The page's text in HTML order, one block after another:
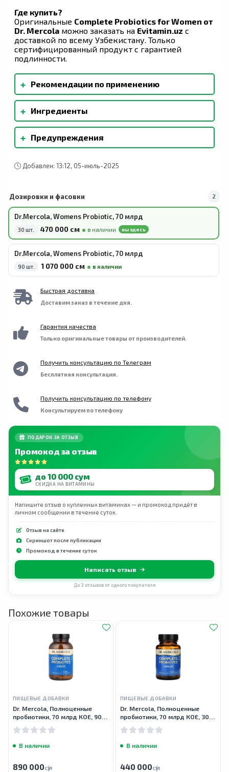
Где купить?
Оригинальные Complete Probiotics for Women от
Dr. Mercola можно заказать на Evitamin.uz с
доставкой по всему Узбекистану. Только
сертифицированный продукт с гарантией
подлинности.
+ Рекомендации по применению
В качестве пищевой добавки для взрослых
принимайте по одной (1) капсуле в день,
предпочтительно утром. Охлаждение не
требуется.
+ Ингредиенты
Микрокристаллическая целлюлоза, капсула
отсроченного высвобождения
(гидроксипропилметилцеллюлоза, геллановая
аскорбилпальмитат, диоксид кремния.
+ Предупреждения
используйте продукт, если защитная мембрана
наличия заболевания обратитесь за
консультацией к врачу перед приемом данного
месте сохраняет начальные свойства вплоть до
18 месяцев.
Добавлен: 13:12, 05-июль-2025
Дозировки и фасовки 2
Dr.Mercola, Womens Probiotic, 70 млрд
30 шт. 470 000 сӯм в наличии вы здесь
Dr.Mercola, Womens Probiotic, 70 млрд
90 шт. 1 070 000 сӯм в наличии
Быстрая доставка
Доставим заказ в течение дня.
Гарантия качества
Только оригинальные товары от производителей.
Получить консультацию по Телеграм
Бесплатная консультация.
Получить консультацию по телефону
Консультируем по телефону
ПОДАРОК ЗА ОТЗЫВ
Промокод за отзыв
до 10 000 сум
СКИДКА НА ВИТАМИНЫ
Напишите отзыв о купленных витаминах — и промокод придёт в
личном сообщении в течение суток.
Отзыв на сайте
Скриншот после публикации
Промокод в течение суток
Написать отзыв
До 3 отзывов от одного покупателя
Похожие товары
ПИЩЕВЫЕ ДОБАВКИ
Dr. Mercola, Полноценные
пробиотики, 70 млрд КОЕ, 90
В наличии
890 000сӯм
ПИЩЕВЫЕ ДОБАВКИ
Dr. Mercola, Полноценные
пробиотики, 70 млрд КОЕ, 30
В наличии
440 000сӯм